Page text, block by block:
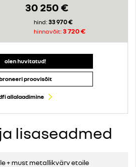
30 250 €
hind: 33 970 €
hinnavõit: 3 720 €
olen huvitatud!
proovisõit
allalaadimine
lisaseadmed
+ must metallikvärv etoile